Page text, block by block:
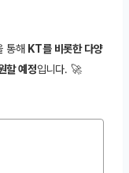
통해 KT를 비롯한 다양
할 예정입니다. 🚀